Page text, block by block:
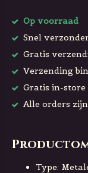
Op voorraad
Snel
Gratis
Verzending
Gratis in-
Alle orders
Type: